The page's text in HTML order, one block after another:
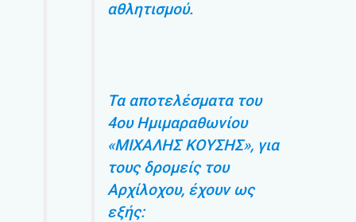
αθλητισμού.
Τα αποτελέσματα του
4ου Ημιμαραθωνίου
«ΜΙΧΑΛΗΣ ΚΟΥΣΗΣ», για
τους δρομείς του
Αρχίλοχου, έχουν ως
εξής: